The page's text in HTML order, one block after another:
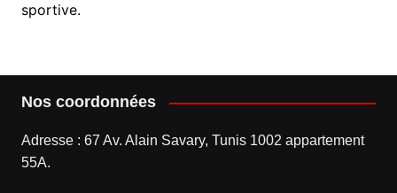
sportive.
Nos coordonnées
Adresse : 67 Av. Alain Savary, Tunis 1002 appartement
55A.